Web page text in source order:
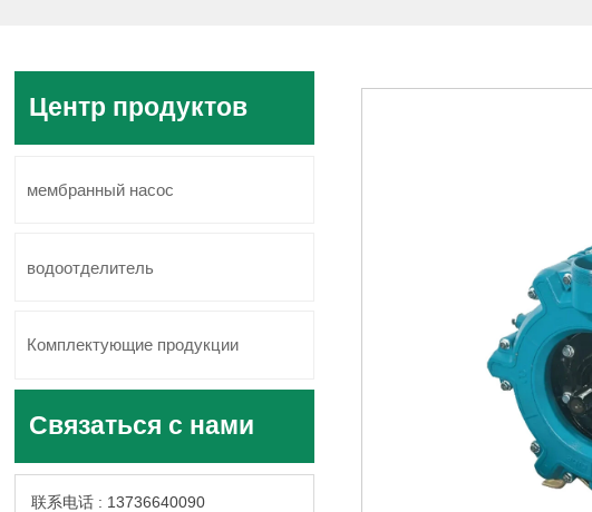
Центр продуктов
мембранный насос
водоотделитель
Комплектующие продукции
Связаться с нами
联系电话 : 13736640090